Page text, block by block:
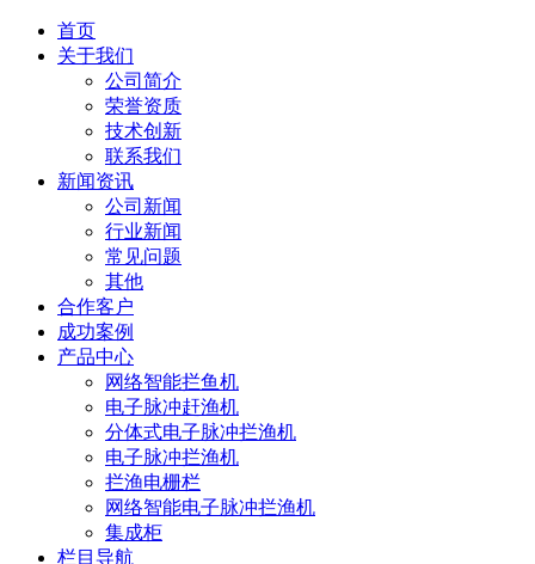
首页
关于我们
公司简介
荣誉资质
技术创新
联系我们
新闻资讯
公司新闻
行业新闻
常见问题
其他
合作客户
成功案例
产品中心
网络智能拦鱼机
电子脉冲赶渔机
分体式电子脉冲拦渔机
电子脉冲拦渔机
拦渔电栅栏
网络智能电子脉冲拦渔机
集成柜
栏目导航